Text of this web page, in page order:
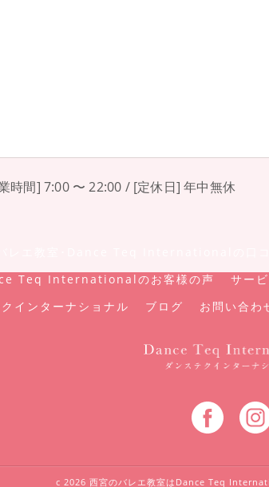
時間] 7:00 〜 22:00 / [定休日] 年中無休
Teq Internationalのお客様の声
サービ
インターナショナル
ブログ お問い合わ
c 2026 西宮のバレエ教室はDance Teq